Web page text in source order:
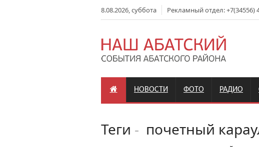
8.08.2026, суббота Рекламный отдел: +7(34556)
НОВОСТИ ФОТО РАДИО
Теги - почетный